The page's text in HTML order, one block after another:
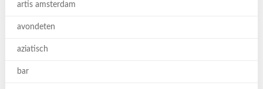
artis amsterdam
avondeten
aziatisch
bar